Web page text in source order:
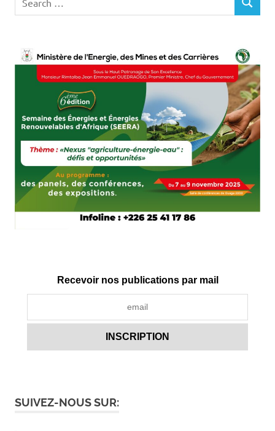
for:
SEARCH
Recevoir nos publications par mail
SUIVEZ-NOUS SUR: